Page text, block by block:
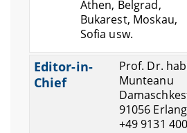
Athen, Belgrad,
Bukarest, Moskau,
Sofia usw.
Editor-in-
Chief
Prof. Dr.
Munteanu
91056
+49 9131